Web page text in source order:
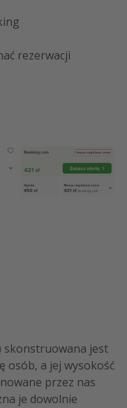
rezerwacji
skonstruowana jest
osób, a jej wysokość
przez nas
je dowolnie